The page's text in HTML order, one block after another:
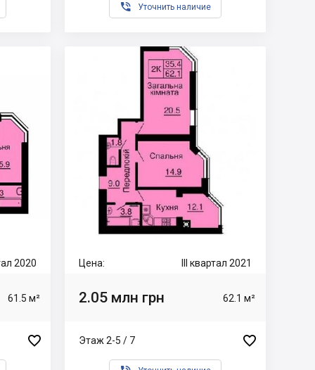
 Уточнить наличие
2020
61.5 м²

Цена: III квартал 2021
2.05 млн грн 62.1 м²
Этаж 2-5 / 7 